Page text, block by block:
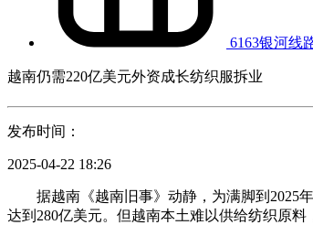
6163银河线
越南仍需220亿美元外资成长纺织服拆业
发布时间：
2025-04-22 18:26
据越南《越南旧事》动静，为满脚到2025年
达到280亿美元。但越南本土难以供给纺织原